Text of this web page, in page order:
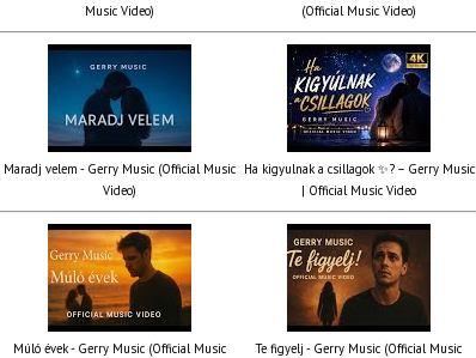
Music Video)
(Official Music Video)
Maradj velem - Gerry Music (Official Music
Video)
Ha kigyulnak a csillagok ✨? – Gerry Music
| Official Music Video
Múló évek - Gerry Music (Official Music
Te figyelj - Gerry Music (Official Music